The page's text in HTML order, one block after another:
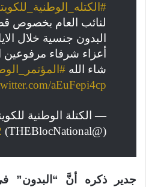
لنائب العام بخصوص
البدون جنسية خلال
أعزاء شرفاء مرفوعين
شاء الله
aEuFepi4cp
— الكتلة الوطنية
(@THEBlocNational)
جدير ذكره أنَّ “البدون”